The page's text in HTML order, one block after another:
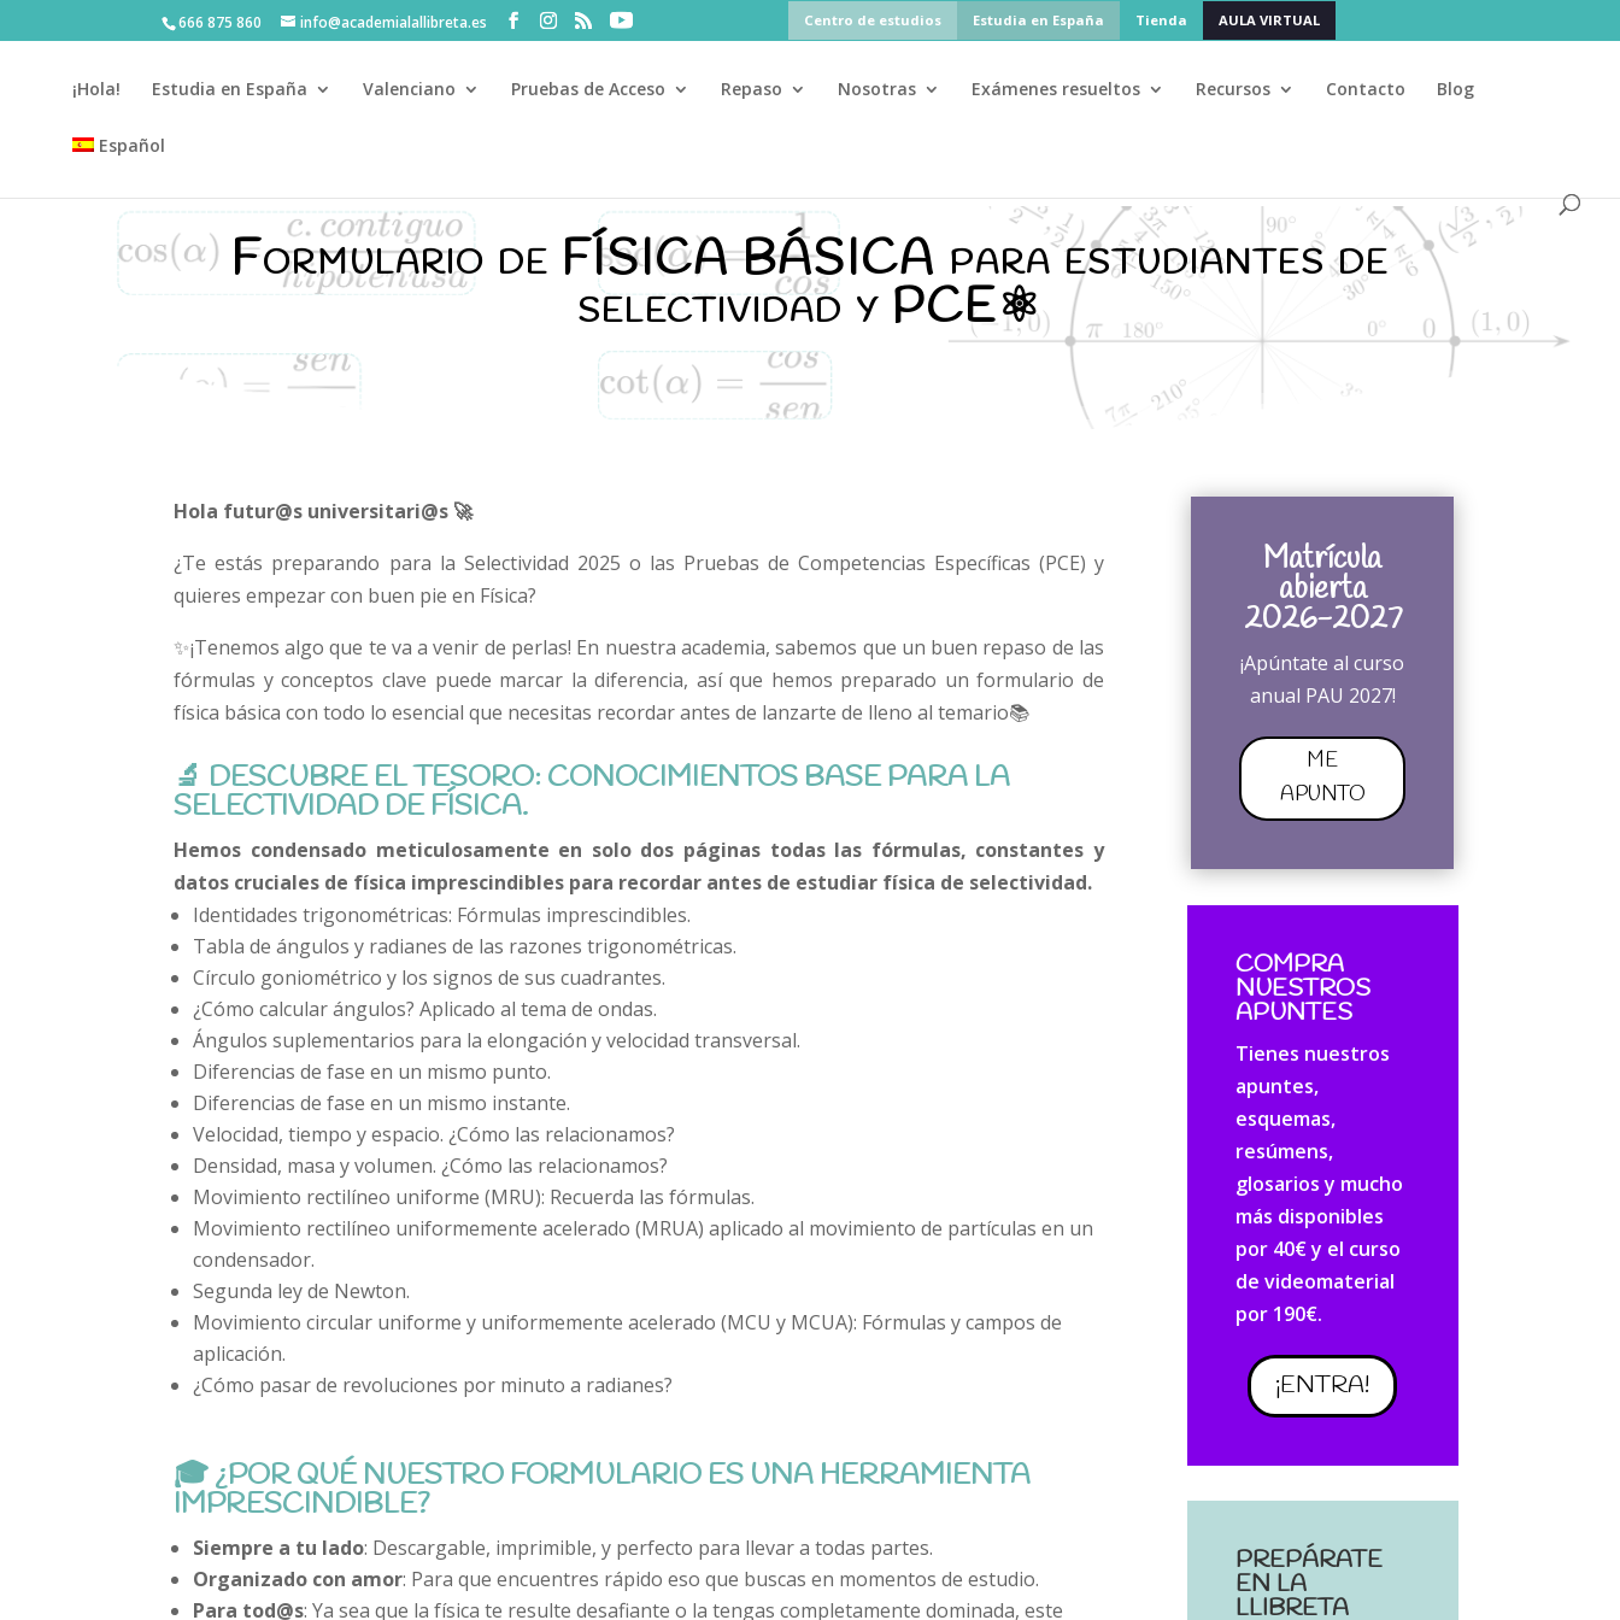
666 875 860 info@academialallibreta.es Centro de estudios Estudia en España Tienda AULA VIRTUAL
¡Hola! Estudia en España Valenciano Pruebas de Acceso Repaso Nosotras Exámenes resueltos Recursos Contacto Blog
Español
Formulario de FÍSICA BÁSICA para estudiantes de
selectividad y PCE⚛️
Hola futur@s universitari@s 🚀
¿Te estás preparando para la Selectividad 2025 o las Pruebas de Competencias Específicas (PCE) y
quieres empezar con buen pie en Física?
✨¡Tenemos algo que te va a venir de perlas! En nuestra academia, sabemos que un buen repaso de las
fórmulas y conceptos clave puede marcar la diferencia, así que hemos preparado un formulario de
física básica con todo lo esencial que necesitas recordar antes de lanzarte de lleno al temario📚
🔬 DESCUBRE EL TESORO: CONOCIMIENTOS BASE PARA LA
SELECTIVIDAD DE FÍSICA.
Hemos condensado meticulosamente en solo dos páginas todas las fórmulas, constantes y
datos cruciales de física imprescindibles para recordar antes de estudiar física de selectividad.
Identidades trigonométricas: Fórmulas imprescindibles.
Tabla de ángulos y radianes de las razones trigonométricas.
Círculo goniométrico y los signos de sus cuadrantes.
¿Cómo calcular ángulos? Aplicado al tema de ondas.
Ángulos suplementarios para la elongación y velocidad transversal.
Diferencias de fase en un mismo punto.
Diferencias de fase en un mismo instante.
Velocidad, tiempo y espacio. ¿Cómo las relacionamos?
Densidad, masa y volumen. ¿Cómo las relacionamos?
Movimiento rectilíneo uniforme (MRU): Recuerda las fórmulas.
Movimiento rectilíneo uniformemente acelerado (MRUA) aplicado al movimiento de partículas en un
condensador.
Segunda ley de Newton.
Movimiento circular uniforme y uniformemente acelerado (MCU y MCUA): Fórmulas y campos de
aplicación.
¿Cómo pasar de revoluciones por minuto a radianes?
🎓 ¿POR QUÉ NUESTRO FORMULARIO ES UNA HERRAMIENTA
IMPRESCINDIBLE?
Siempre a tu lado: Descargable, imprimible, y perfecto para llevar a todas partes.
Organizado con amor: Para que encuentres rápido eso que buscas en momentos de estudio.
Para tod@s: Ya sea que la física te resulte desafiante o la tengas completamente dominada, este
Matrícula
abierta
2026-2027
¡Apúntate al curso
anual PAU 2027!
ME
APUNTO
COMPRA
NUESTROS
APUNTES
Tienes nuestros
apuntes,
esquemas,
resúmens,
glosarios y mucho
más disponibles
por 40€ y el curso
de videomaterial
por 190€.
¡ENTRA!
PREPÁRATE
EN LA
LLIBRETA